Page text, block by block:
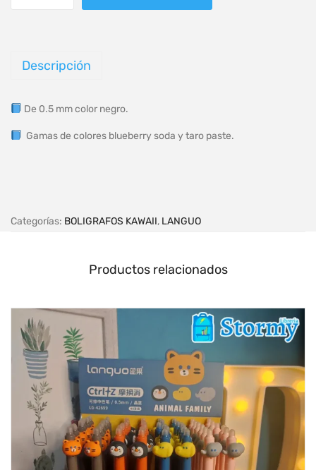
Descripción
De 0.5 mm color negro.
Gamas de colores blueberry soda y taro paste.
Categorías: BOLIGRAFOS KAWAII, LANGUO
Productos relacionados